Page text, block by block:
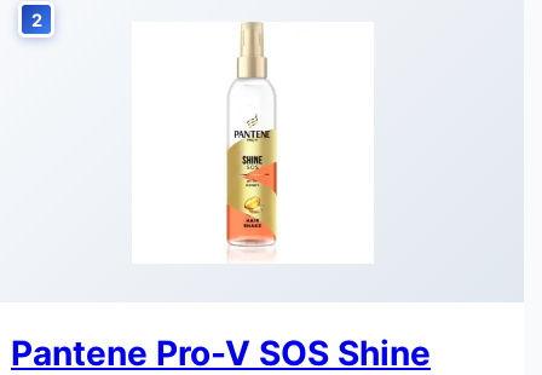
2
Pantene Pro-V SOS Shine